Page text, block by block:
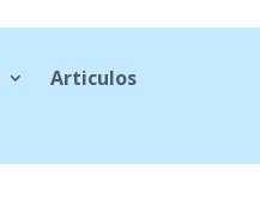
Articulos